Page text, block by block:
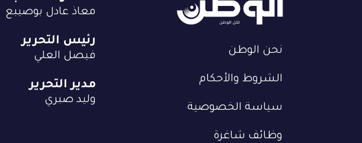
نحن الوطن
الشروط والأحكام
سياسة الخصوصية
وظائف شاغرة
معاذ عادل بوصيبع
رئيس التحرير
فيصل العلي
مدير التحرير
وليد صبري